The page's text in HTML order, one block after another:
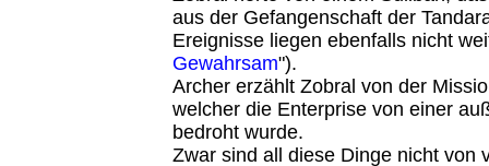
aus der Gefangenschaft der
Ereignisse liegen ebenfalls nicht
Gewahrsam").
Archer erzählt Zobral von der
welcher die Enterprise von einer
bedroht wurde.
Zwar sind all diese Dinge nicht von